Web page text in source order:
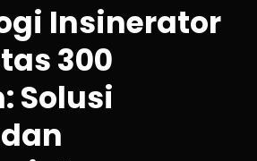
Insinerator
300
Solusi